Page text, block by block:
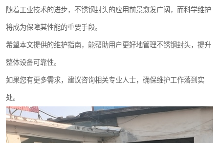
随着工业技术的进步，不锈钢封头的应用前景愈发广阔，而科学维护
将成为保障其性能的重要手段。
希望本文提供的维护指南，能帮助用户更好地管理不锈钢封头，提升
整体设备可靠性。
如果您有更多需求，建议咨询相关专业人士，确保维护工作落到实
处。